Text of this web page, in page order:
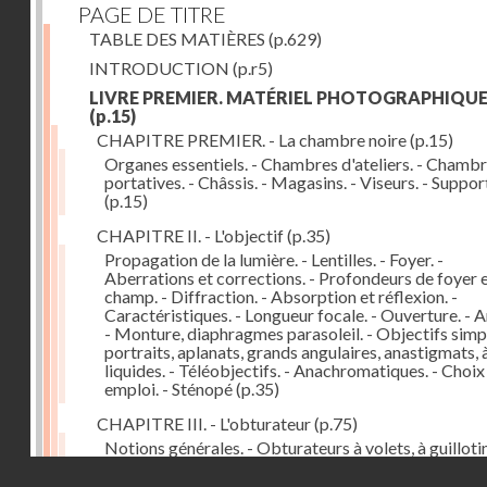
PAGE DE TITRE
TABLE DES MATIÈRES (p.629)
INTRODUCTION (p.r5)
LIVRE PREMIER. MATÉRIEL PHOTOGRAPHIQUE
(p.15)
CHAPITRE PREMIER. - La chambre noire(p.15)
Organes essentiels. - Chambres d'ateliers. -
portatives. - Châssis. - Magasins. - Viseurs. -
(p.15)
CHAPITRE II. - L'objectif(p.35)
Propagation de la lumière. - Lentilles. - Foyer. -
Aberrations et corrections. - Profondeurs de foyer
champ. - Diffraction. - Absorption et réflexion. -
Caractéristiques. - Longueur focale. - Ouverture. -
- Monture, diaphragmes parasoleil. - Objectifs
portraits, aplanats, grands angulaires, anastigmats,
liquides. - Téléobjectifs. - Anachromatiques. -
emploi. - Sténopé(p.35)
CHAPITRE III. - L'obturateur(p.75)
Notions générales. - Obturateurs à volets, à